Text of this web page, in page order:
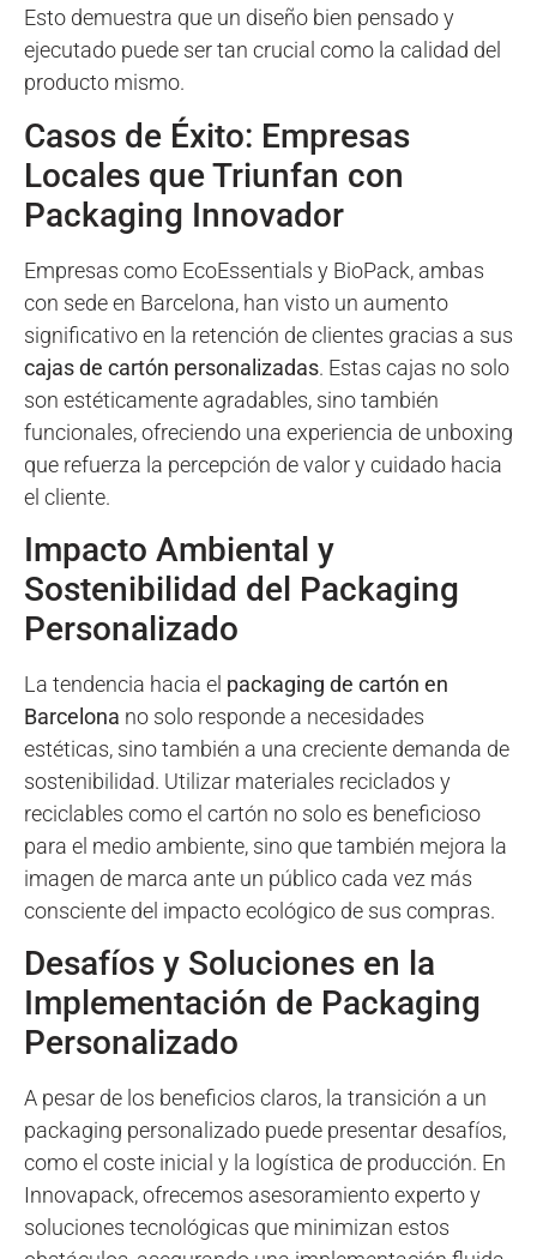
Esto demuestra que un diseño bien pensado y
ejecutado puede ser tan crucial como la calidad del
producto mismo.
Casos de Éxito: Empresas
Locales que Triunfan con
Packaging Innovador
Empresas como EcoEssentials y BioPack, ambas
con sede en Barcelona, han visto un aumento
significativo en la retención de clientes gracias a sus
cajas de cartón personalizadas. Estas cajas no solo
son estéticamente agradables, sino también
funcionales, ofreciendo una experiencia de unboxing
que refuerza la percepción de valor y cuidado hacia
el cliente.
Impacto Ambiental y
Sostenibilidad del Packaging
Personalizado
La tendencia hacia el packaging de cartón en
Barcelona no solo responde a necesidades
estéticas, sino también a una creciente demanda de
sostenibilidad. Utilizar materiales reciclados y
reciclables como el cartón no solo es beneficioso
para el medio ambiente, sino que también mejora la
imagen de marca ante un público cada vez más
consciente del impacto ecológico de sus compras.
Desafíos y Soluciones en la
Implementación de Packaging
Personalizado
A pesar de los beneficios claros, la transición a un
packaging personalizado puede presentar desafíos,
como el coste inicial y la logística de producción. En
Innovapack, ofrecemos asesoramiento experto y
soluciones tecnológicas que minimizan estos